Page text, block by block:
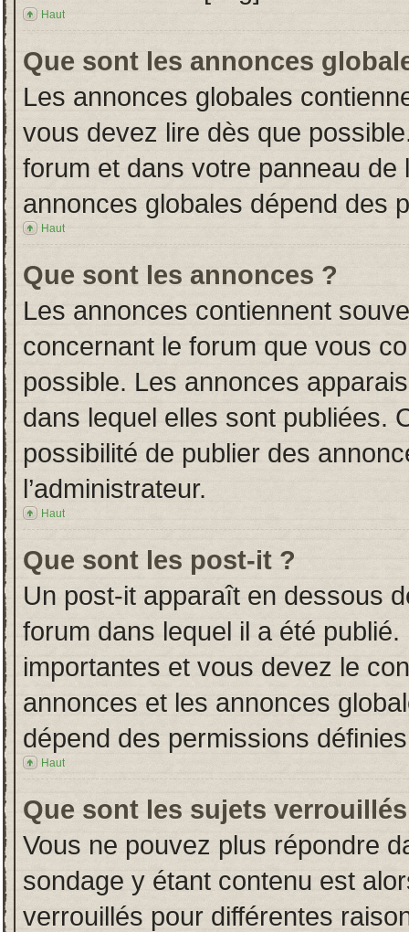
Haut
Que sont les annonces
Les annonces globales
vous devez lire dès que
forum et dans votre panneau de
annonces globales dépend des
Haut
Que sont les annonces ?
Les annonces contiennent
concernant le forum que vous
possible. Les annonces
dans lequel elles sont publiées.
possibilité de publier des
l’administrateur.
Haut
Que sont les post-it ?
Un post-it apparaît en dessous
forum dans lequel il a été
importantes et vous devez le
annonces et les annonces
dépend des permissions
Haut
Que sont les sujets
Vous ne pouvez plus répondre
sondage y étant contenu est
verrouillés pour différentes